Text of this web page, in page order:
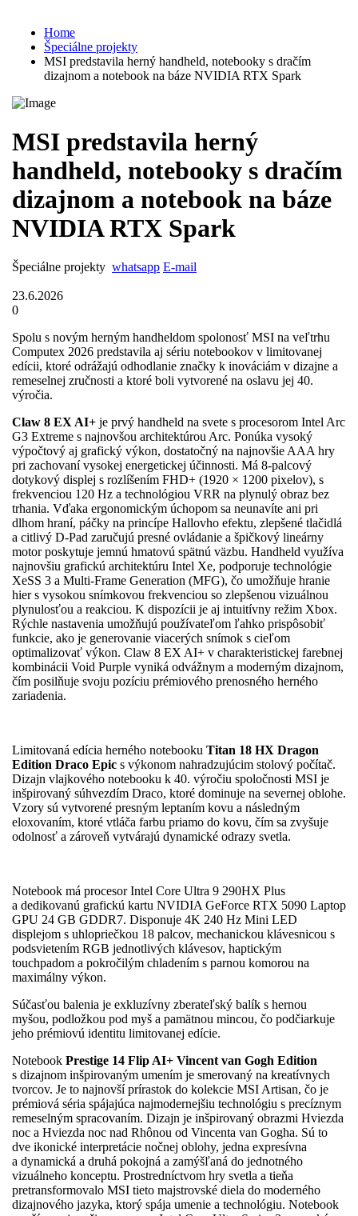
Home
Špeciálne projekty
MSI predstavila herný handheld, notebooky s dračím
dizajnom a notebook na báze NVIDIA RTX Spark
MSI predstavila herný
handheld, notebooky s dračím
dizajnom a notebook na báze
NVIDIA RTX Spark
Špeciálne projekty whatsapp E-mail
23.6.2026
0
Spolu s novým herným handheldom spolonosť MSI na veľtrhu
Computex 2026 predstavila aj sériu notebookov v limitovanej
edícii, ktoré odrážajú odhodlanie značky k inováciám v dizajne a
remeselnej zručnosti a ktoré boli vytvorené na oslavu jej 40.
výročia.
Claw 8 EX AI+ je prvý handheld na svete s procesorom Intel Arc
G3 Extreme s najnovšou architektúrou Arc. Ponúka vysoký
výpočtový aj grafický výkon, dostatočný na najnovšie AAA hry
pri zachovaní vysokej energetickej účinnosti. Má 8-palcový
dotykový displej s rozlíšením FHD+ (1920 × 1200 pixelov), s
frekvenciou 120 Hz a technológiou VRR na plynulý obraz bez
trhania. Vďaka ergonomickým úchopom sa neunavíte ani pri
dlhom hraní, páčky na princípe Hallovho efektu, zlepšené tlačidlá
a citlivý D-Pad zaručujú presné ovládanie a špičkový lineárny
motor poskytuje jemnú hmatovú spätnú väzbu. Handheld využíva
najnovšiu grafickú architektúru Intel Xe, podporuje technológie
XeSS 3 a Multi-Frame Generation (MFG), čo umožňuje hranie
hier s vysokou snímkovou frekvenciou so zlepšenou vizuálnou
plynulosťou a reakciou. K dispozícii je aj intuitívny režim Xbox.
Rýchle nastavenia umožňujú používateľom ľahko prispôsobiť
funkcie, ako je generovanie viacerých snímok s cieľom
optimalizovať výkon. Claw 8 EX AI+ v charakteristickej farebnej
kombinácii Void Purple vyniká odvážnym a moderným dizajnom,
čím posilňuje svoju pozíciu prémiového prenosného herného
zariadenia.
Limitovaná edícia herného notebooku Titan 18 HX Dragon
Edition Draco Epic s výkonom nahradzujúcim stolový počítač.
Dizajn vlajkového notebooku k 40. výročiu spoločnosti MSI je
inšpirovaný súhvezdím Draco, ktoré dominuje na severnej oblohe.
Vzory sú vytvorené presným leptaním kovu a následným
eloxovaním, ktoré vtláča farbu priamo do kovu, čím sa zvyšuje
odolnosť a zároveň vytvárajú dynamické odrazy svetla.
Notebook má procesor Intel Core Ultra 9 290HX Plus
a dedikovanú grafickú kartu NVIDIA GeForce RTX 5090 Laptop
GPU 24 GB GDDR7. Disponuje 4K 240 Hz Mini LED
displejom s uhlopriečkou 18 palcov, mechanickou klávesnicou s
podsvietením RGB jednotlivých klávesov, haptickým
touchpadom a pokročilým chladením s parnou komorou na
maximálny výkon.
Súčasťou balenia je exkluzívny zberateľský balík s hernou
myšou, podložkou pod myš a pamätnou mincou, čo podčiarkuje
jeho prémiovú identitu limitovanej edície.
Notebook Prestige 14 Flip AI+ Vincent van Gogh Edition
s dizajnom inšpirovaným umením je smerovaný na kreatívnych
tvorcov. Je to najnovší prírastok do kolekcie MSI Artisan, čo je
prémiová séria spájajúca najmodernejšiu technológiu s precíznym
remeselným spracovaním. Dizajn je inšpirovaný obrazmi Hviezda
noc a Hviezda noc nad Rhônou od Vincenta van Gogha. Sú to
dve ikonické interpretácie nočnej oblohy, jedna expresívna
a dynamická a druhá pokojná a zamýšľaná do jednotného
vizuálneho konceptu. Prostredníctvom hry svetla a tieňa
pretransformovalo MSI tieto majstrovské diela do moderného
dizajnového jazyka, ktorý spája umenie a technológiu. Notebook